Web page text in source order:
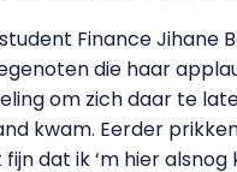
Finance Jihane
die haar
om zich daar te
kwam. Eerder
fijn dat ik ‘m hier